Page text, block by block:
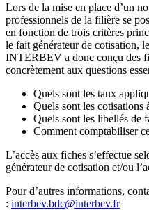
Lors de la mise en place d’un
professionnels de la filière se
en fonction de trois critères
le fait générateur de cotisation,
INTERBEV a donc conçu des
concrètement aux questions
Quels sont les taux
Quels sont les
Quels sont les libellés de
Comment comptabiliser
L’accès aux fiches s’effectue
générateur de cotisation et/ou
Pour d’autres informations,
: interbev.bdc@interbev.fr